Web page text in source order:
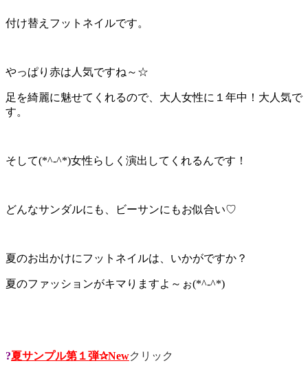
付け替えフットネイルです。
やっぱり赤は人気ですね～☆
足を綺麗に魅せてくれるので、大人女性に１年中！大人気で
す。
そして(*^-^*)女性らしく演出してくれるんです！
どんなサンダルにも、ビーサンにもお似合い♡
夏のお出かけにフットネイルは、いかがですか？
夏のファッションがキマりますよ～ぉ(*^-^*)
?夏サンプル第１弾✰Newクリック